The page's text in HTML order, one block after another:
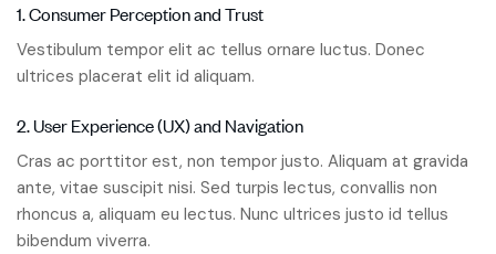
1. Consumer Perception and Trust
Vestibulum tempor elit ac tellus ornare luctus. Donec
ultrices placerat elit id aliquam.
2. User Experience (UX) and Navigation
Cras ac porttitor est, non tempor justo. Aliquam at gravida
ante, vitae suscipit nisi. Sed turpis lectus, convallis non
rhoncus a, aliquam eu lectus. Nunc ultrices justo id tellus
bibendum viverra.